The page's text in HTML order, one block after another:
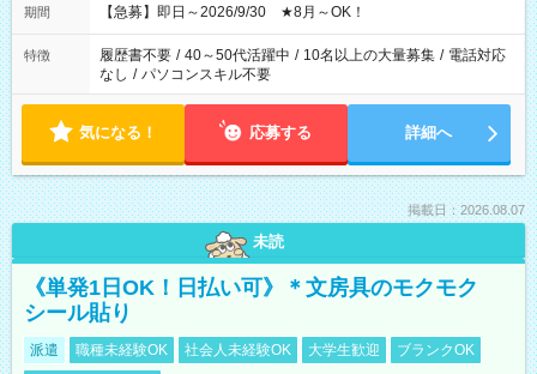
期間 【急募】即日～2026/9/30 ★8月～OK！
特徴 履歴書不要 / 40～50代活躍中 / 10名以上の大量募集 / 電話対応
なし / パソコンスキル不要
気になる！ 応募する 詳細へ
掲載日：2026.08.07
未読
《単発1日OK！日払い可》＊文房具のモクモク
シール貼り
派遣 職種未経験OK 社会人未経験OK 大学生歓迎
ブランクOK